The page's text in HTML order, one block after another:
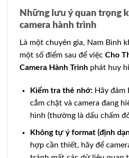
Những lưu ý quan trọng
camera hành trình
Là một chuyên gia, Nam Bình
một số điểm sau để việc Cho
Camera Hành Trình phát huy
Kiểm tra thẻ nhớ:Hãy đảm
cắm chặt và camera đang
hình (thường là dấu chấm
Không tự ý format (định
hợp cần thiết, hãy để